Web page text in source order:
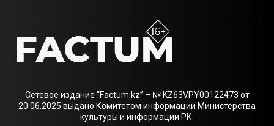
Сетевое издание “Factum.kz” – № KZ63VPY00122473 от
20.06.2025 выдано Комитетом информации Министерства
культуры и информации РК.